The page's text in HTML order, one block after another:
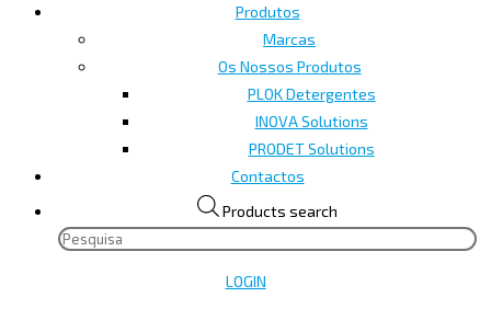
Produtos
Marcas
Os Nossos Produtos
PLOK Detergentes
INOVA Solutions
PRODET Solutions
Contactos
Products search
LOGIN